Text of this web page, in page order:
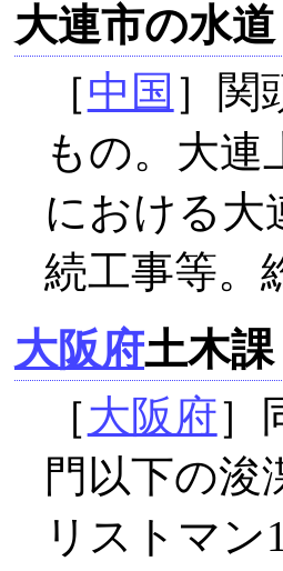
大連市の水道
［中国 ］関
もの。大連
における大
続工事等。
大阪府土木課
［大阪府］
門以下の浚
リストマ